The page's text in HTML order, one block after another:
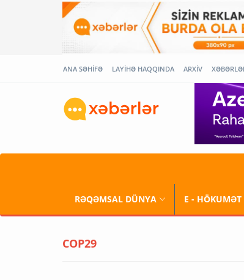
ANA SƏHİFƏ LAYİHƏ HAQQINDA ARXİV
RƏQƏMSAL DÜNYA E - HÖKUMƏT
COP29